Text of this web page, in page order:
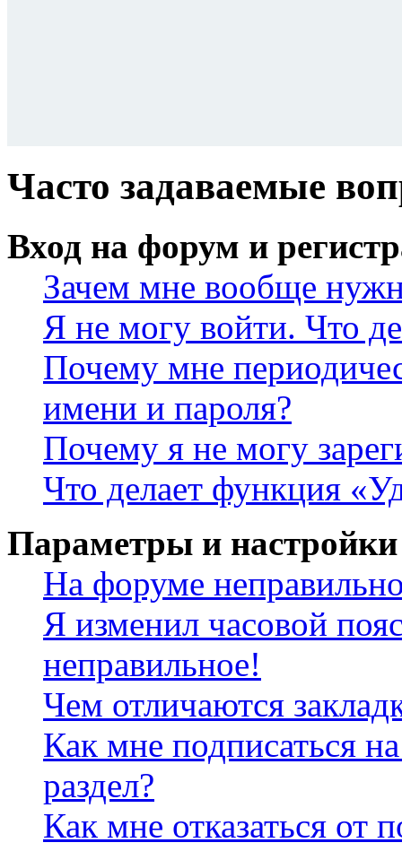
Часто задаваемые
Вход на форум и
Зачем мне вообще
Я не могу войти. Что
Почему мне
имени и пароля?
Почему я не могу
Что делает функция
Параметры и настройки
На форуме
Я изменил часовой
неправильное!
Чем отличаются
Как мне подписаться
раздел?
Как мне отказаться от